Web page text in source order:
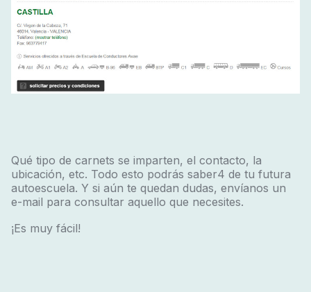
Qué tipo de carnets se imparten, el contacto, la
ubicación, etc. Todo esto podrás saber4 de tu futura
autoescuela. Y si aún te quedan dudas, envíanos un
e-mail para consultar aquello que necesites.
¡Es muy fácil!